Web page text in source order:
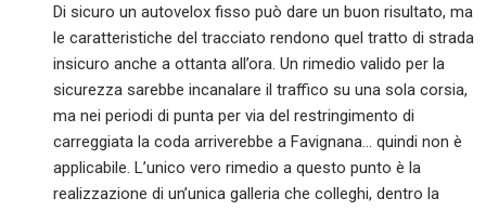
Di sicuro un autovelox fisso può dare un buon risultato, ma
le caratteristiche del tracciato rendono quel tratto di strada
insicuro anche a ottanta all’ora. Un rimedio valido per la
sicurezza sarebbe incanalare il traffico su una sola corsia,
ma nei periodi di punta per via del restringimento di
carreggiata la coda arriverebbe a Favignana… quindi non è
applicabile. L’unico vero rimedio a questo punto è la
realizzazione di un’unica galleria che colleghi, dentro la